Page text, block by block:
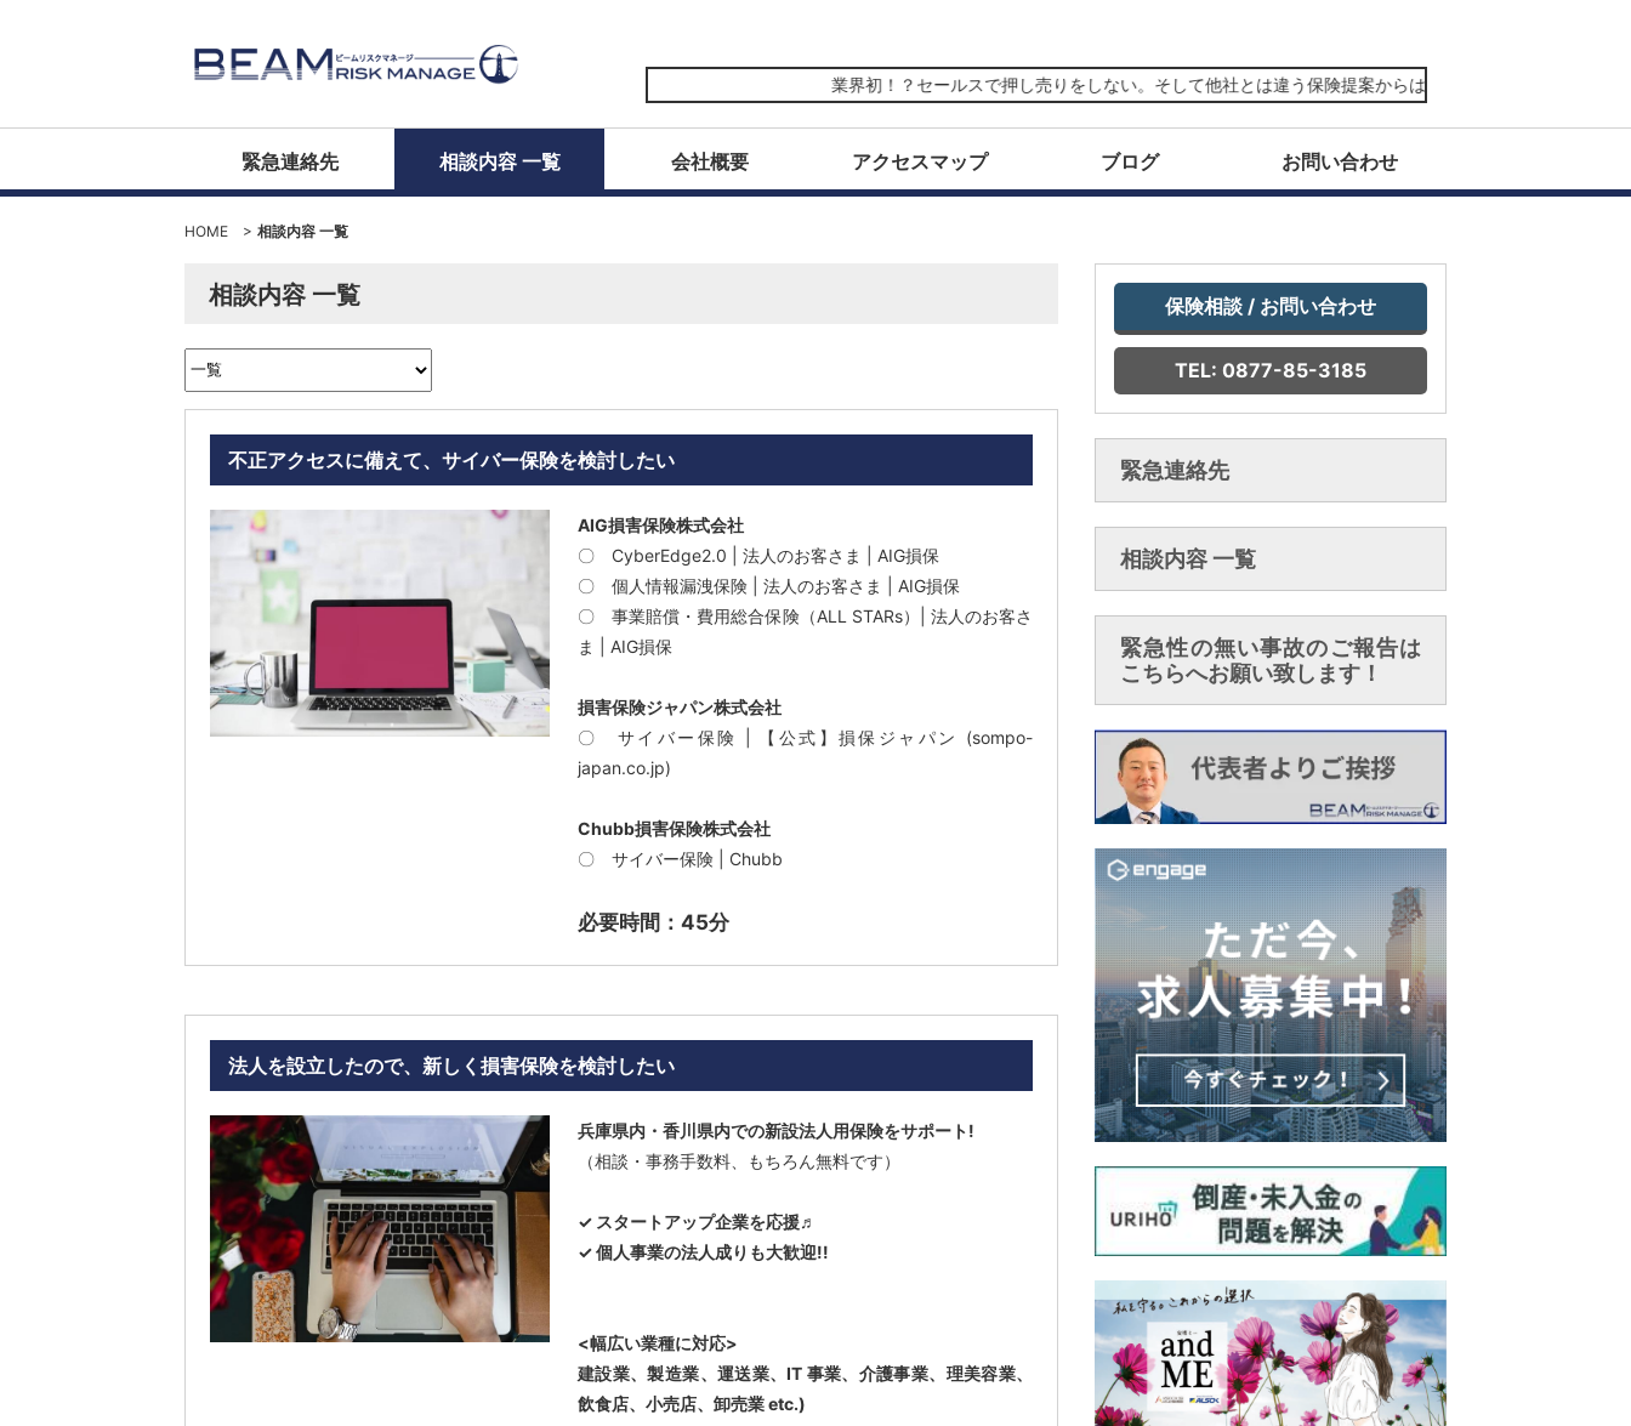
業界初！？セールスで押し売りをしない。そして他社とは違う保険提案からは、真に頼れる価値観を感じていた
緊急連絡先 相談内容 一覧 会社概要 アクセスマップ ブログ お問い合わせ
HOME > 相談内容 一覧
相談内容 一覧
不正アクセスに備えて、サイバー保険を検討したい
AIG損害保険株式会社
〇 CyberEdge2.0 | 法人のお客さま | AIG損保
〇 個人情報漏洩保険 | 法人のお客さま | AIG損保
〇事業賠償・費用総合保険（ALL STARs）| 法人のお客さ
ま | AIG損保
損害保険ジャパン株式会社
〇 サイバー保険 | 【公式】損保ジャパン (sompo-
japan.co.jp)
Chubb損害保険株式会社
〇 サイバー保険 | Chubb
必要時間：45分
法人を設立したので、新しく損害保険を検討したい
兵庫県内・香川県内での新設法人用保険をサポート!
（相談・事務手数料、もちろん無料です）
✓ スタートアップ企業を応援♬
✓ 個人事業の法人成りも大歓迎!!
<幅広い業種に対応>
建設業、製造業、運送業、IT 事業、介護事業、理美容業、
飲食店、小売店、卸売業 etc.)
保険相談 / お問い合わせ
TEL: 0877-85-3185
緊急連絡先
相談内容 一覧
緊急性の無い事故のご報告は
こちらへお願い致します！